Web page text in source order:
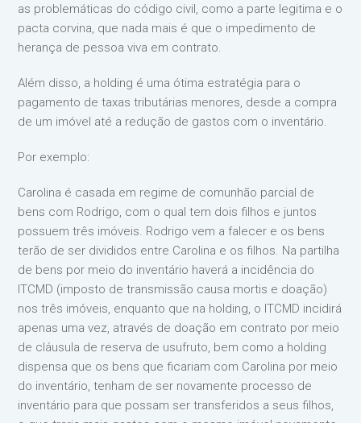
as problemáticas do código civil, como a parte legitima e o
pacta corvina, que nada mais é que o impedimento de
herança de pessoa viva em contrato.
Além disso, a holding é uma ótima estratégia para o
pagamento de taxas tributárias menores, desde a compra
de um imóvel até a redução de gastos com o inventário.
Por exemplo:
Carolina é casada em regime de comunhão parcial de
bens com Rodrigo, com o qual tem dois filhos e juntos
possuem três imóveis. Rodrigo vem a falecer e os bens
terão de ser divididos entre Carolina e os filhos. Na partilha
de bens por meio do inventário haverá a incidência do
ITCMD (imposto de transmissão causa mortis e doação)
nos três imóveis, enquanto que na holding, o ITCMD incidirá
apenas uma vez, através de doação em contrato por meio
de cláusula de reserva de usufruto, bem como a holding
dispensa que os bens que ficariam com Carolina por meio
do inventário, tenham de ser novamente processo de
inventário para que possam ser transferidos a seus filhos,